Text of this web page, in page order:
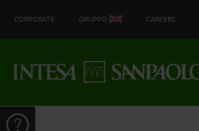
CORPORATE GRUPPO CAREERS